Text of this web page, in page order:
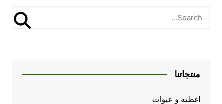
منتجاتنا
اغطيه و عبوات